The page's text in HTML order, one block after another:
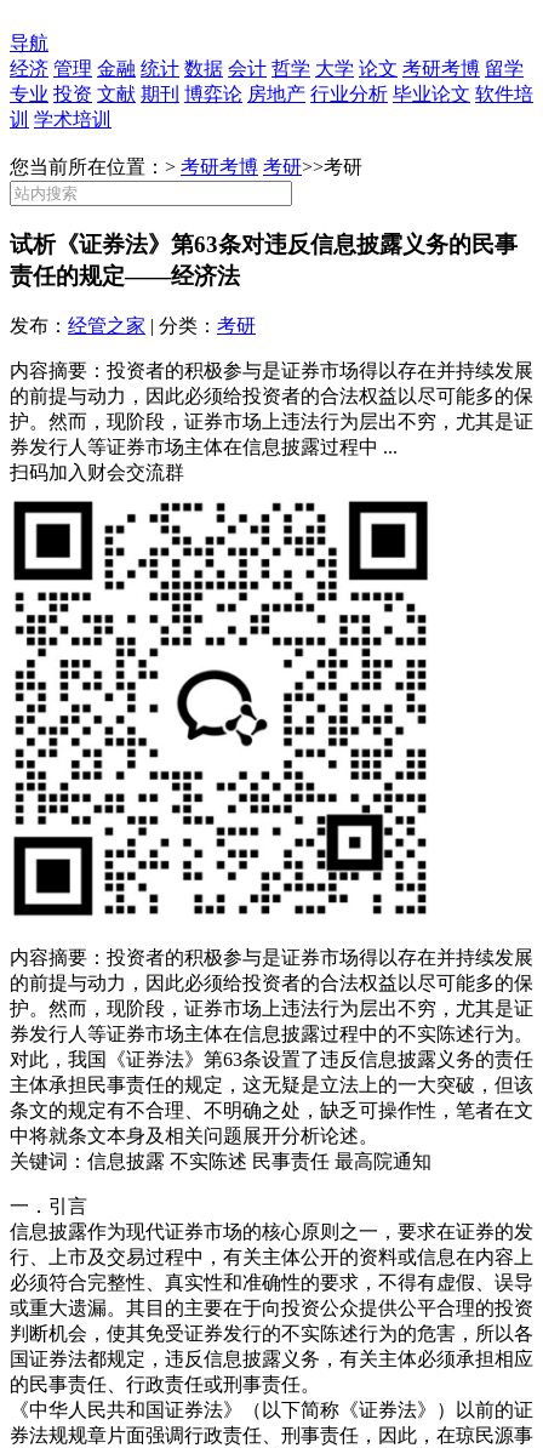
导航
经济 管理 金融 统计 数据 会计 哲学 大学 论文 考研考博 留学
专业 投资 文献 期刊 博弈论 房地产 行业分析 毕业论文 软件培
训 学术培训
您当前所在位置：> 考研考博 考研>>考研
试析《证券法》第63条对违反信息披露义务的民事
责任的规定——经济法
发布： 经管之家 | 分类： 考研
内容摘要：投资者的积极参与是证券市场得以存在并持续发展
的前提与动力，因此必须给投资者的合法权益以尽可能多的保
护。然而，现阶段，证券市场上违法行为层出不穷，尤其是证
券发行人等证券市场主体在信息披露过程中 ...
扫码加入财会交流群
内容摘要：投资者的积极参与是证券市场得以存在并持续发展
的前提与动力，因此必须给投资者的合法权益以尽可能多的保
护。然而，现阶段，证券市场上违法行为层出不穷，尤其是证
券发行人等证券市场主体在信息披露过程中的不实陈述行为。
对此，我国《证券法》第63条设置了违反信息披露义务的责任
主体承担民事责任的规定，这无疑是立法上的一大突破，但该
条文的规定有不合理、不明确之处，缺乏可操作性，笔者在文
中将就条文本身及相关问题展开分析论述。
关键词：信息披露 不实陈述 民事责任 最高院通知
一．引言
信息披露作为现代证券市场的核心原则之一，要求在证券的发
行、上市及交易过程中，有关主体公开的资料或信息在内容上
必须符合完整性、真实性和准确性的要求，不得有虚假、误导
或重大遗漏。其目的主要在于向投资公众提供公平合理的投资
判断机会，使其免受证券发行的不实陈述行为的危害，所以各
国证券法都规定，违反信息披露义务，有关主体必须承担相应
的民事责任、行政责任或刑事责任。
《中华人民共和国证券法》（以下简称《证券法》）以前的证
券法规规章片面强调行政责任、刑事责任，因此，在琼民源事